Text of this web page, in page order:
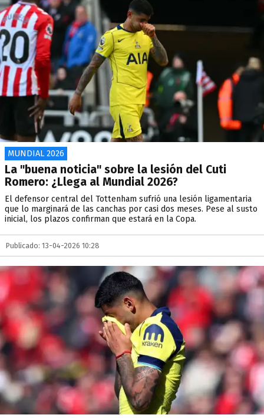
MUNDIAL 2026
La "buena noticia" sobre la lesión del Cuti
Romero: ¿Llega al Mundial 2026?
El defensor central del Tottenham sufrió una lesión ligamentaria
que lo marginará de las canchas por casi dos meses. Pese al susto
inicial, los plazos confirman que estará en la Copa.
Publicado: 13-04-2026 10:28